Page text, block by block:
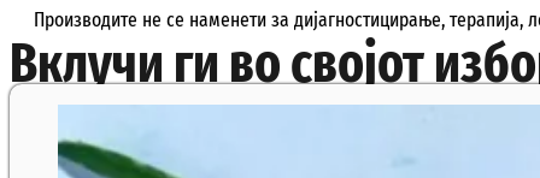
Производите не се наменети за дијагностицирање,
Вклучи ги во својот